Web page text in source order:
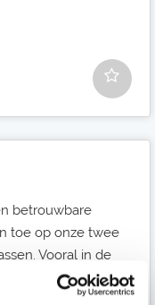
betrouwbare
toe op onze twee
Vooral in de